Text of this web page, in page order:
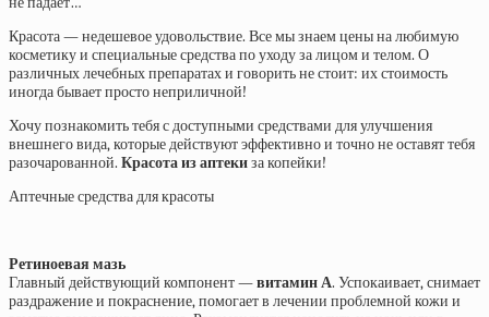
Красота — недешевое удовольствие. Все мы знаем цены на любимую
косметику и специальные средства по уходу за лицом и телом. О
различных лечебных препаратах и говорить не стоит: их стоимость
иногда бывает просто неприличной!
Хочу познакомить тебя с доступными средствами для улучшения
внешнего вида, которые действуют эффективно и точно не оставят тебя
разочарованной. Красота из аптекиза копейки!
Аптечные средства для красоты
Ретиноевая мазь
Главный действующий компонент —витамин А. Успокаивает, снимает
раздражение и покраснение, помогает в лечении проблемной кожи и